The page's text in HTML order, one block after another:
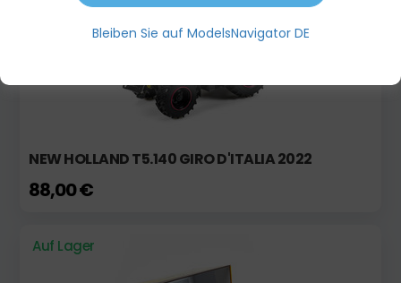
NEW HOLLAND T5.140 GIRO D'ITALIA 2022
88,00 €
Auf Lager
Bleiben Sie auf ModelsNavigator DE